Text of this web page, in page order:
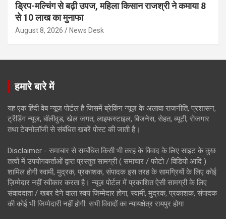
ड्रिप-मल्चिंग से बढ़ी उपज, महिला किसान राजश्री ने कमाया 8
से 10 लाख का मुनाफा
August 8, 2026 News Desk
हमारे बारे में
यह एक हिंदी वेब न्यूज़ पोर्टल है जिसमें ब्रेकिंग न्यूज़ के अलावा राजनीति, प्रशासन,
ट्रेंडिंग न्यूज, बॉलीवुड, खेल जगत, लाइफस्टाइल, बिजनेस, सेहत, ब्यूटी, रोजगार
तथा टेक्नोलॉजी से संबंधित खबरें पोस्ट की जाती है।
Disclaimer - समाचार से सम्बंधित किसी भी तरह के विवाद के लिए साइट के कुछ
तत्वों में उपयोगकर्ताओं द्वारा प्रस्तुत सामग्री ( समाचार / फोटो / विडियो आदि )
शामिल होगी स्वामी, मुद्रक, प्रकाशक, संपादक इस तरह के सामग्रियों के लिए कोई
ज़िम्मेदार नहीं स्वीकार करता है। न्यूज़ पोर्टल में प्रकाशित ऐसी सामग्री के लिए
संवाददाता / खबर देने वाला स्वयं जिम्मेदार होगा, स्वामी, मुद्रक, प्रकाशक, संपादक
की कोई भी जिम्मेदारी नहीं होगी. सभी विवादों का न्यायक्षेत्र रायपुर होगा